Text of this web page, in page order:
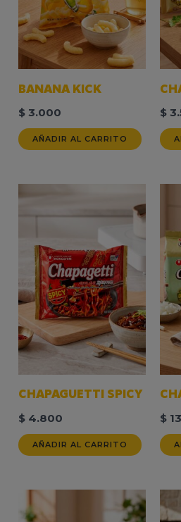
BANANA KICK
$ 3.000
AÑADIR AL CARRITO
$
CHAPAGUETTI SPICY
$ 4.800
AÑADIR AL CARRITO
$